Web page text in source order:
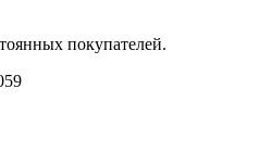
покупателей.